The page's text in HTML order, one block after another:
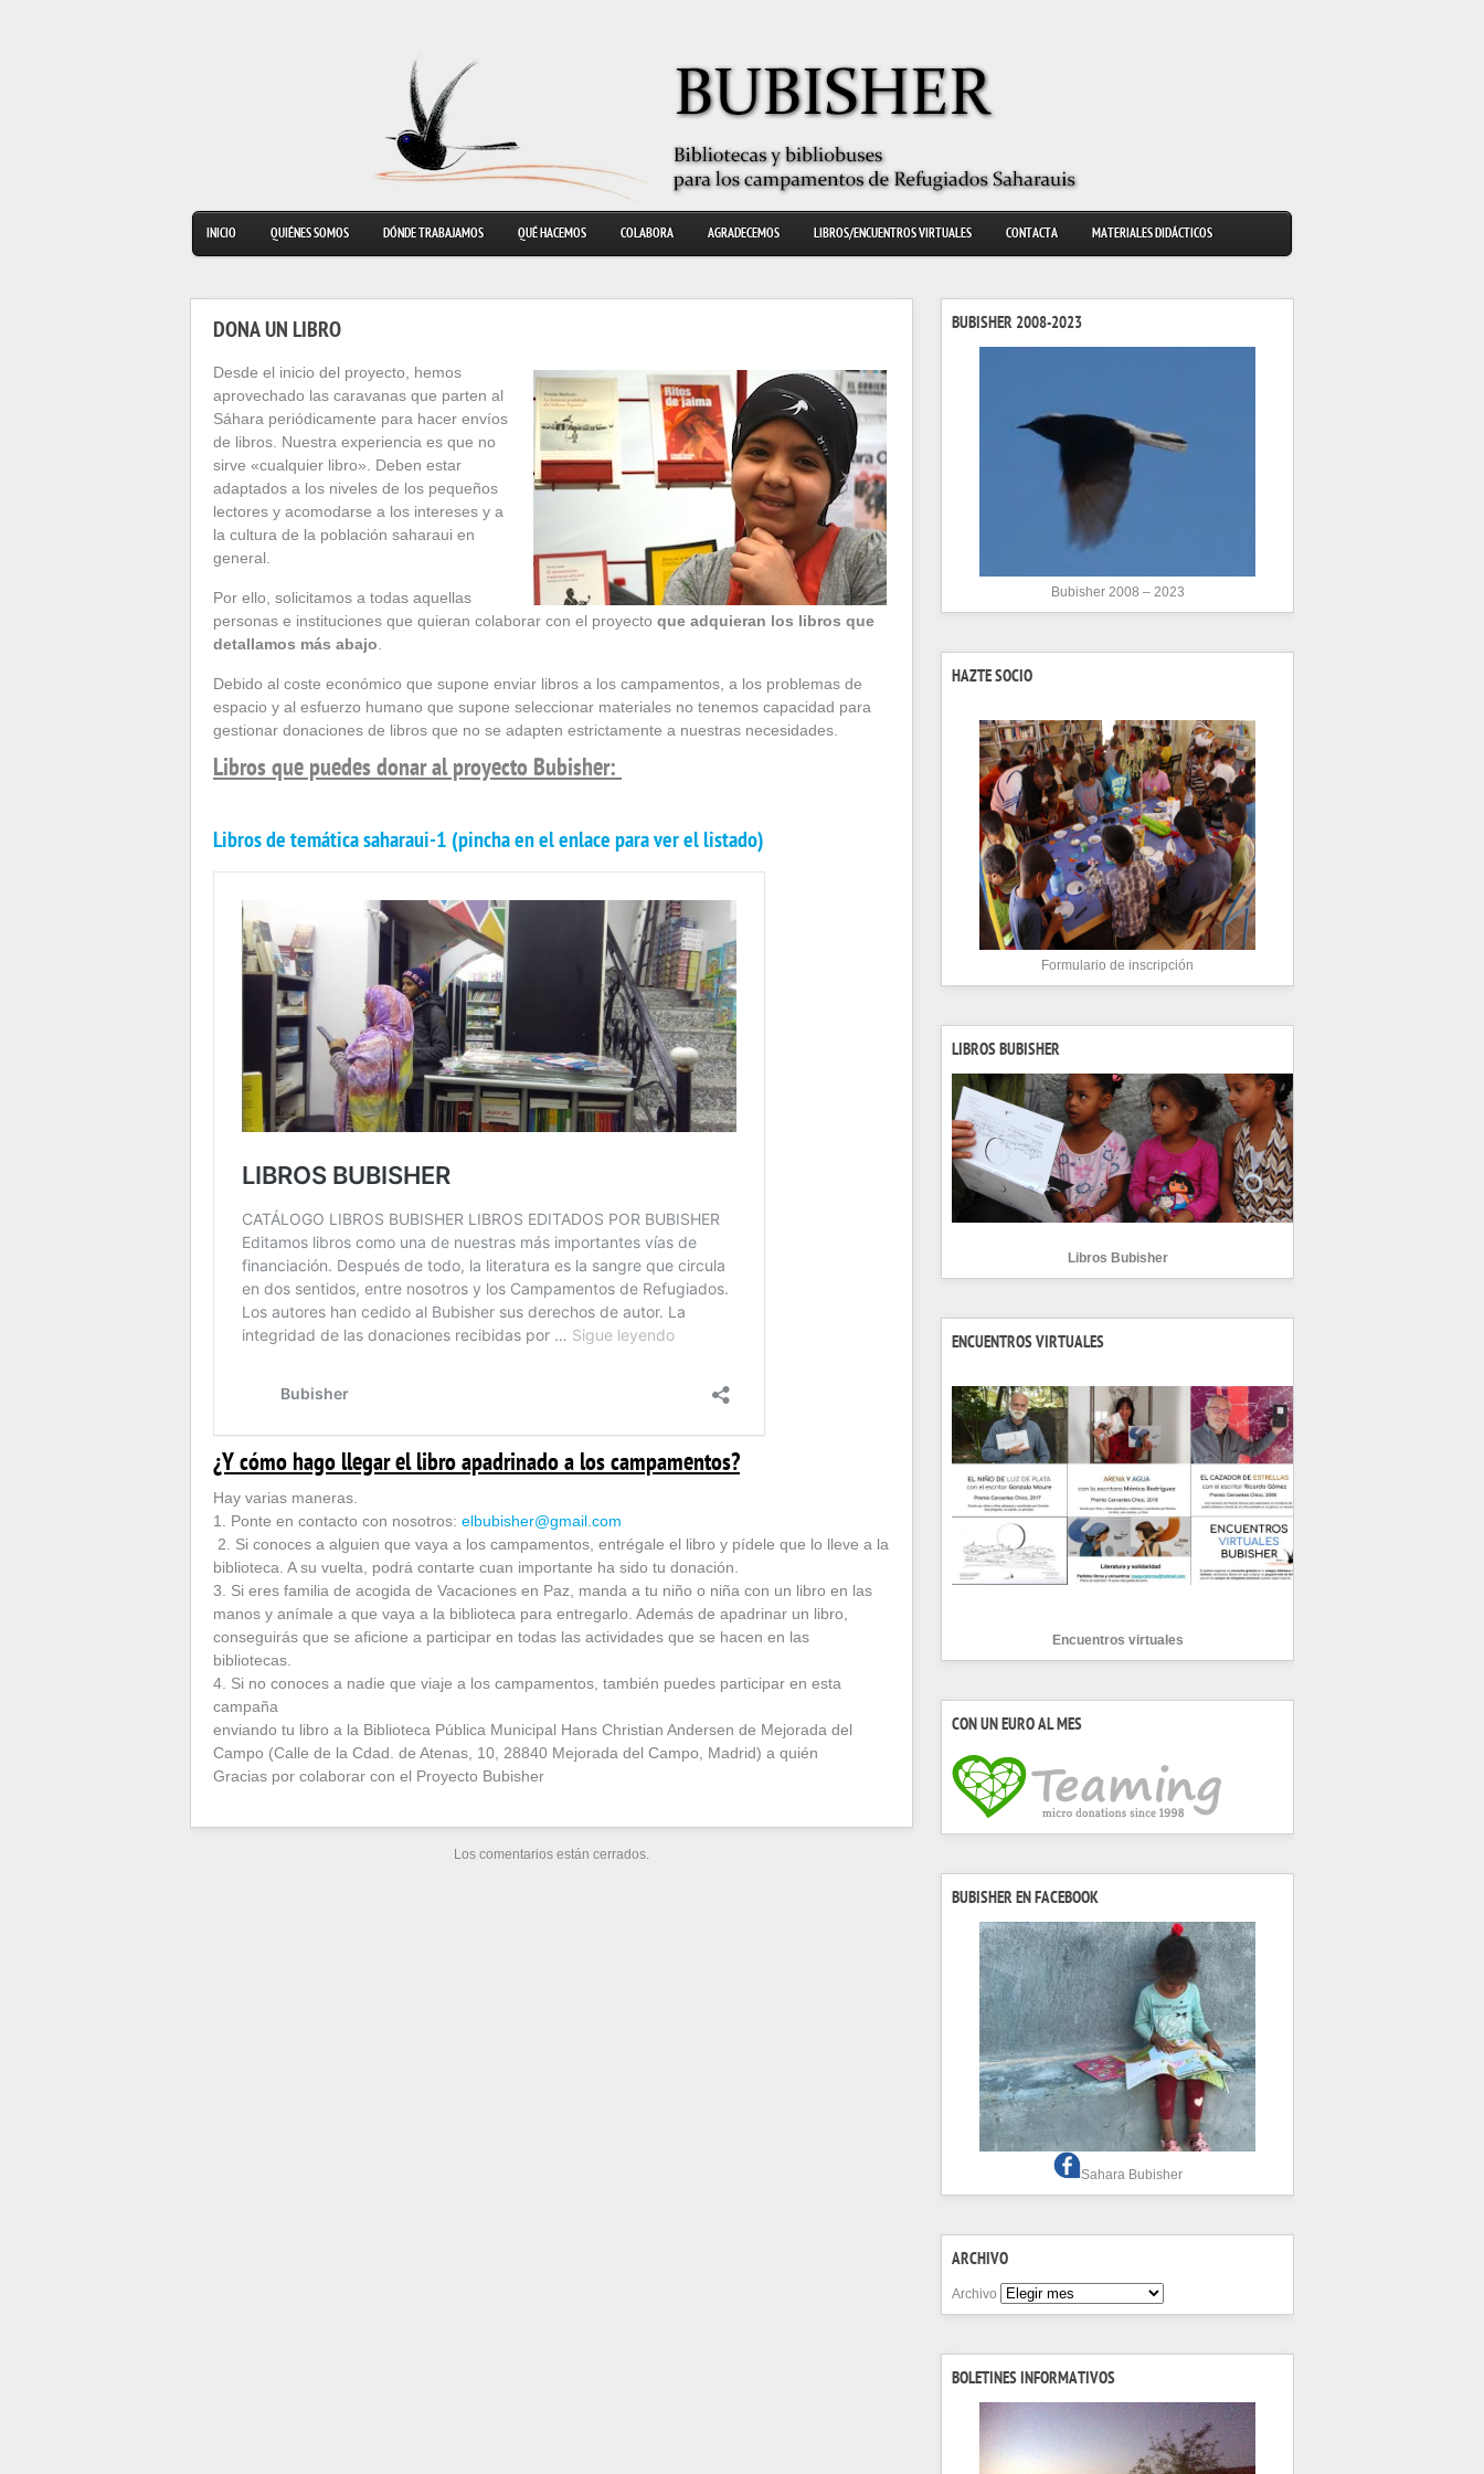
INICIO QUIÉNES SOMOS DÓNDE TRABAJAMOS QUÉ HACEMOS COLABORA AGRADECEMOS LIBROS/ENCUENTROS VIRTUALES CONTACTA MATERIALES DIDÁCTICOS
DONA UN LIBRO
Desde el inicio del proyecto, hemos
aprovechado las caravanas que parten al
Sáhara periódicamente para hacer envíos
de libros. Nuestra experiencia es que no
sirve «cualquier libro». Deben estar
adaptados a los niveles de los pequeños
lectores y acomodarse a los intereses y a
la cultura de la población saharaui en
general.
Por ello, solicitamos a todas aquellas
personas e instituciones que quieran colaborar con el proyecto que adquieran los libros que
detallamos más abajo
Debido al coste económico que supone enviar libros a los campamentos, a los problemas de
espacio y al esfuerzo humano que supone seleccionar materiales no tenemos capacidad para
gestionar donaciones de libros que no se adapten estrictamente a nuestras necesidades.
Libros que puedes donar al proyecto Bubisher:
Libros de temática saharaui-1 (pincha en el enlace para ver el listado)
¿Y cómo hago llegar el libro apadrinado a los campamentos?
Hay varias maneras.
1. Ponte en contacto con nosotros: elbubisher@gmail.com
2. Si conoces a alguien que vaya a los campamentos, entrégale el libro y pídele que lo lleve a la
biblioteca. A su vuelta, podrá contarte cuan importante ha sido tu donación.
3. Si eres familia de acogida de Vacaciones en Paz, manda a tu niño o niña con un libro en las
manos y anímale a que vaya a la biblioteca para entregarlo. Además de apadrinar un libro,
conseguirás que se aficione a participar en todas las actividades que se hacen en las
bibliotecas.
4. Si no conoces a nadie que viaje a los campamentos, también puedes participar en esta
campaña
enviando tu libro a la Biblioteca Pública Municipal Hans Christian Andersen de Mejorada del
Campo (Calle de la Cdad. de Atenas, 10, 28840 Mejorada del Campo, Madrid) a quién
Gracias por colaborar con el Proyecto Bubisher
Los comentarios están cerrados.
BUBISHER 2008-2023
Bubisher 2008 – 2023
HAZTE SOCIO
Formulario de inscripción
LIBROS BUBISHER
Libros Bubisher
ENCUENTROS VIRTUALES
Encuentros virtuales
CON UN EURO AL MES
BUBISHER EN FACEBOOK
Sahara Bubisher
ARCHIVO
Archivo
BOLETINES INFORMATIVOS